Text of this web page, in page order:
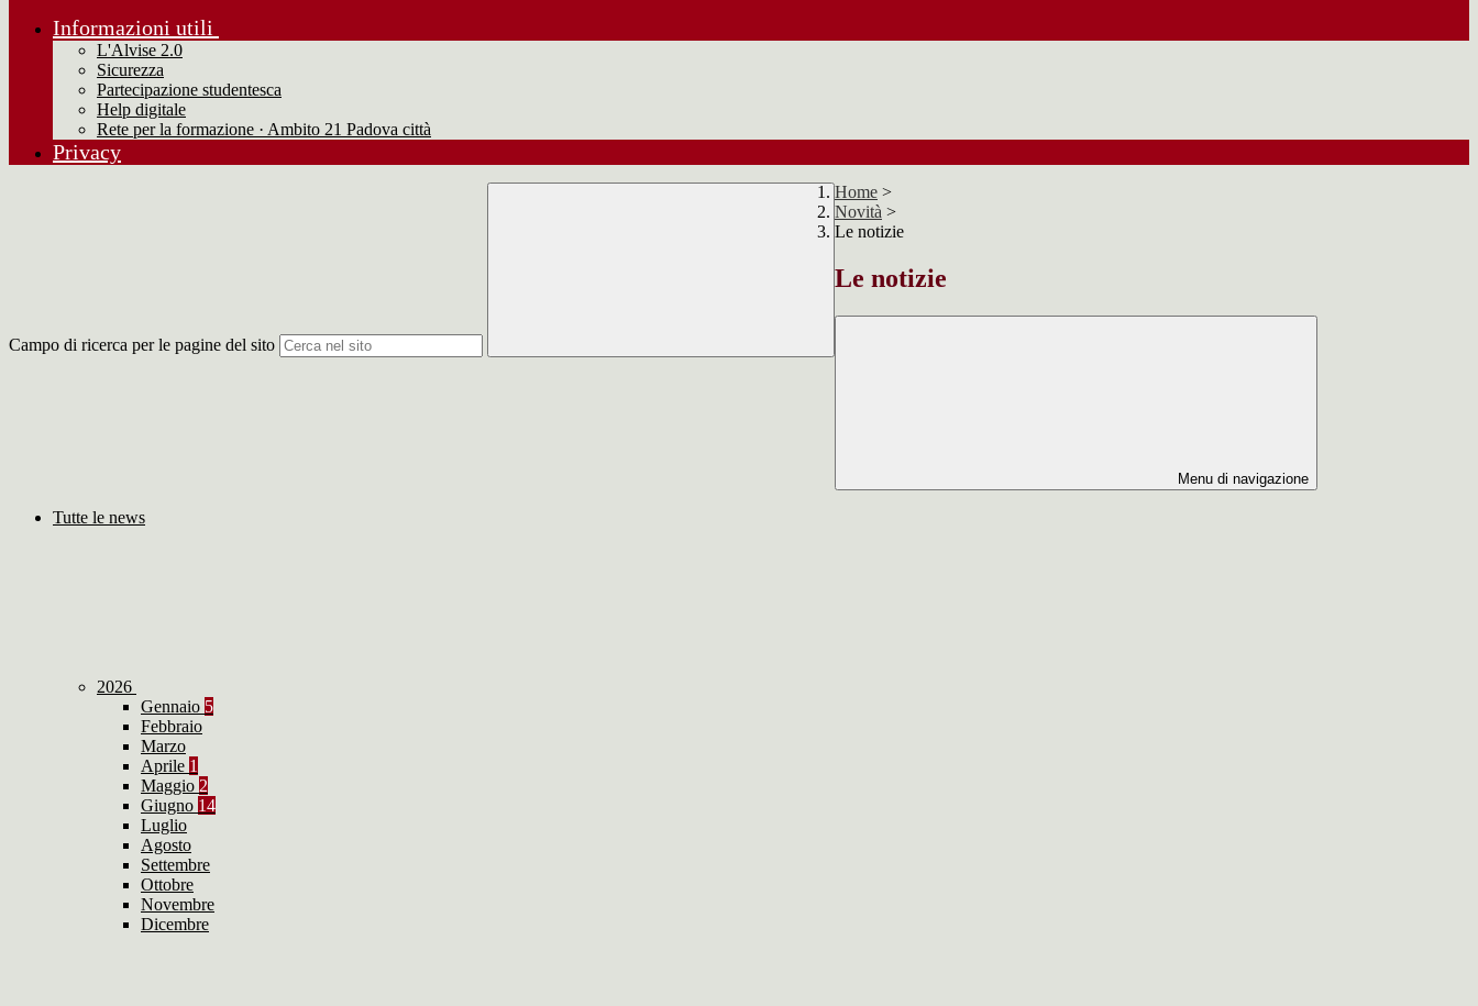
Informazioni utili
L'Alvise 2.0
Sicurezza
Partecipazione studentesca
Help digitale
Rete per la formazione · Ambito 21 Padova città
Privacy
Campo di ricerca per le pagine del sito
Home >
Novità >
Le notizie
Le notizie
Menu di navigazione
Tutte le news
2026
Gennaio 5
Febbraio
Marzo
Aprile 1
Maggio 2
Giugno 14
Luglio
Agosto
Settembre
Ottobre
Novembre
Dicembre